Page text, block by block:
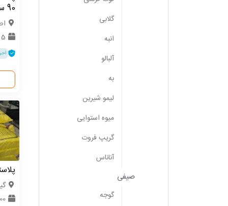
90 سانتی متر
5 تن
500
گلابی
انبه
آلبالو
به
لیمو شیرین
میوه استوایی
گریپ فروت
آناناس
صیفی
گوجه